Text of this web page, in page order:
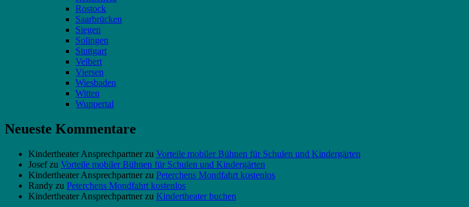
Rostock
Saarbrücken
Siegen
Solingen
Stuttgart
Velbert
Viersen
Wiesbaden
Witten
Wuppertal
Neueste Kommentare
Kindertheater Ansprechpartner zu Vorteile mobiler Bühnen für Schulen und Kindergärten
Josefzu Vorteile mobiler Bühnen für Schulen und Kindergärten
Kindertheater Ansprechpartner zu Peterchens Mondfahrt kostenlos
Randy zu Peterchens Mondfahrt kostenlos
Kindertheater Ansprechpartner zu Kindertheater buchen